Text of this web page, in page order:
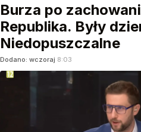
Burza po
Republika. Były
Niedopuszczalne
Dodano: wczoraj 8:03